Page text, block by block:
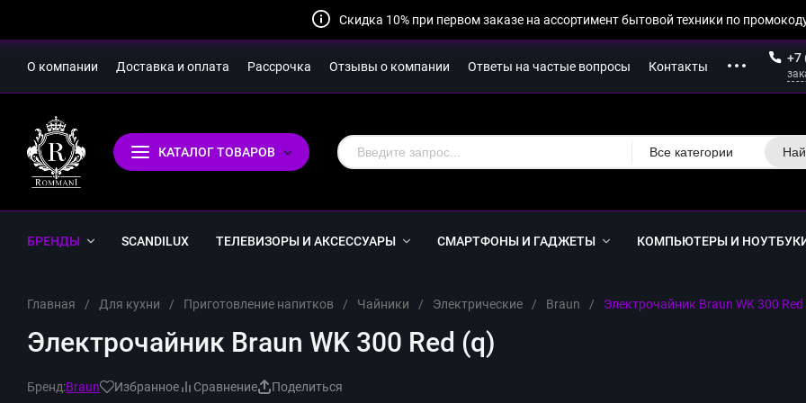
Скидка 10% при первом заказе на ассортимент бытовой техники по
О компании Доставка и оплата Рассрочка Отзывы о компании Ответы на частые вопросы Контакты
+7
КАТАЛОГ ТОВАРОВ Все категории
БРЕНДЫ SCANDILUX ТЕЛЕВИЗОРЫ И АКСЕССУАРЫ СМАРТФОНЫ И ГАДЖЕТЫ КОМПЬЮТЕРЫ И
Главная / Для кухни / Приготовление напитков / Чайники / Электрические / Braun / Электрочайник Braun WK 300
Электрочайник Braun WK 300 Red (q)
Бренд:Braun Избранное Сравнение Поделиться